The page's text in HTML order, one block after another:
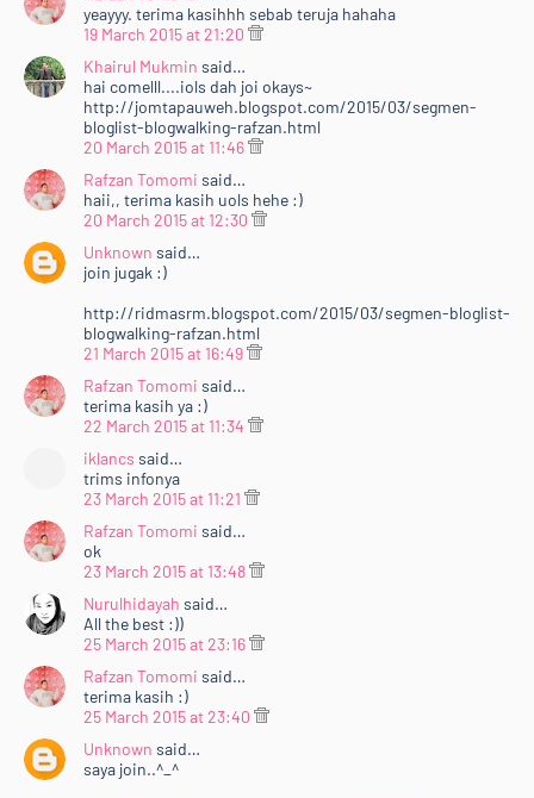
yeayyy. terima kasihhh sebab teruja hahaha
19 March 2015 at 21:20
Khairul Mukmin said…
hai comelll....iols dah joi okays~
http://jomtapauweh.blogspot.com/2015/03/segmen-
bloglist-blogwalking-rafzan.html
20 March 2015 at 11:46
Rafzan Tomomi said…
haii,, terima kasih uols hehe :)
20 March 2015 at 12:30
Unknown said…
join jugak :)
http://ridmasrm.blogspot.com/2015/03/segmen-bloglist-
blogwalking-rafzan.html
21 March 2015 at 16:49
Rafzan Tomomi said…
terima kasih ya :)
22 March 2015 at 11:34
iklancs said…
trims infonya
23 March 2015 at 11:21
Rafzan Tomomi said…
ok
23 March 2015 at 13:48
Nurulhidayah said…
All the best :))
25 March 2015 at 23:16
Rafzan Tomomi said…
terima kasih :)
25 March 2015 at 23:40
Unknown said…
saya join..^_^